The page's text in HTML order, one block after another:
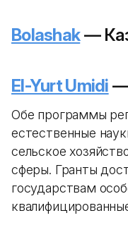
Bolashak—
El-Yurt Umidi —
Обе программы
естественные
сельское
сферы. Гранты
государствам